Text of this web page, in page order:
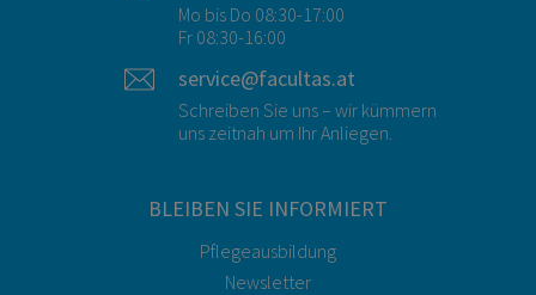
Mo bis Do 08:30-17:00
Fr 08:30-16:00
service@facultas.at
Schreiben Sie uns – wir kümmern
uns zeitnah um Ihr Anliegen.
BLEIBEN SIE INFORMIERT
Pflegeausbildung
Newsletter